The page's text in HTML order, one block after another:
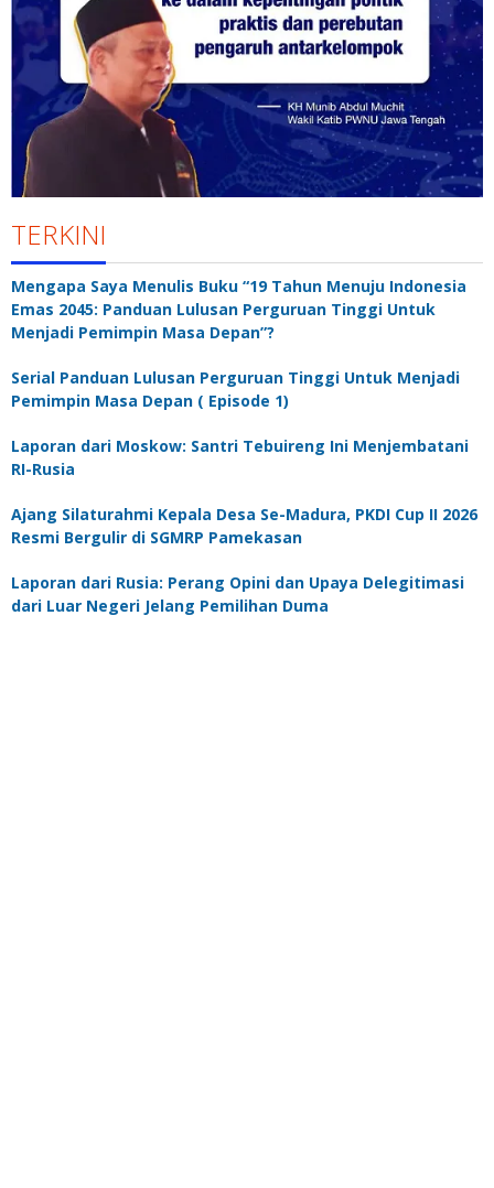
TERKINI
Mengapa Saya Menulis Buku “19 Tahun Menuju Indonesia
Emas 2045: Panduan Lulusan Perguruan Tinggi Untuk
Menjadi Pemimpin Masa Depan”?
Serial Panduan Lulusan Perguruan Tinggi Untuk Menjadi
Pemimpin Masa Depan ( Episode 1)
Laporan dari Moskow: Santri Tebuireng Ini Menjembatani
RI-Rusia
Ajang Silaturahmi Kepala Desa Se-Madura, PKDI Cup II 2026
Resmi Bergulir di SGMRP Pamekasan
Laporan dari Rusia: Perang Opini dan Upaya Delegitimasi
dari Luar Negeri Jelang Pemilihan Duma